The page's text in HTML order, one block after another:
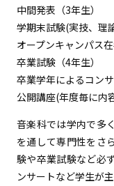
中間発表（3年生）
学期末試験(実技、理
オープンキャンパス
卒業試験（4年生）
卒業学年によるコン
公開講座(年度毎に内
音楽科では学内で多
を通して専門性をさ
験や卒業試験など必
ンサートなど学生が